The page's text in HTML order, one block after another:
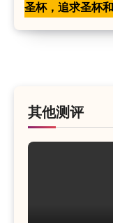
圣杯，追求圣杯
其他测评